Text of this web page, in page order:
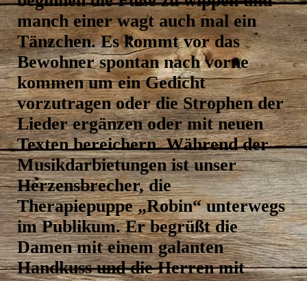
‍manch ‍einer ‍wagt ‍auch ‍mal ‍ein
‍Tänzchen. ‍Es ‍kommt ‍vor ‍das
‍Bewohner ‍spontan ‍nach ‍vorne
‍kommen ‍um ‍ein ‍Gedicht
‍vorzutragen ‍oder ‍die ‍Strophen ‍der
‍Lieder ‍ergänzen ‍oder ‍mit ‍neuen
‍Texten ‍bereichern. ‍Während ‍der
‍Musikdarbietungen ‍ist ‍unser
‍Herzensbrecher, ‍die
‍Therapiepuppe ‍„Robin“ ‍unterwegs
‍im ‍Publikum. ‍Er ‍begrüßt ‍die
‍Damen ‍mit ‍einem ‍galanten
‍Handkuss ‍und ‍die ‍Herren ‍mit